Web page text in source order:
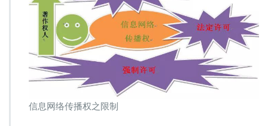
信息网络传播权之限制